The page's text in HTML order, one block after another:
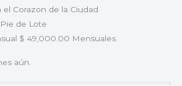
el Corazon de la Ciudad
de Lote
$ 49,000.00 Mensuales
aún.